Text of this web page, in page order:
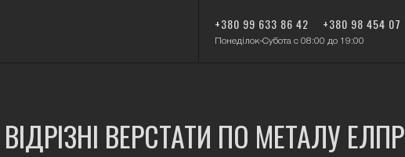
+380 99 633 86 42 +380 98 454 07
Понеділок-Субота с 08:00 до 19:00
ВІДРІЗНІ ВЕРСТАТИ ПО МЕТАЛУ